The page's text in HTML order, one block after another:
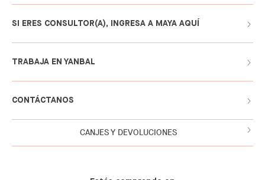
SI ERES CONSULTOR(A), INGRESA A MAYA AQUÍ
TRABAJA EN YANBAL
CONTÁCTANOS
CANJES Y DEVOLUCIONES